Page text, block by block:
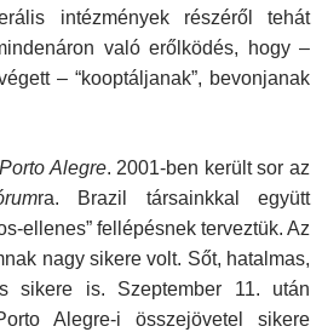
intézmények részéről tehát
való erőlködés, hogy –
– “kooptáljanak”, bevonjanak
Porto Alegre. 2001-ben került sor az
ra. Brazil társainkkal együtt
ellenes” fellépésnek terveztük. Az
nagy sikere volt. Sőt, hatalmas,
sikere is. Szeptember 11. után
Alegre-i összejövetel sikere